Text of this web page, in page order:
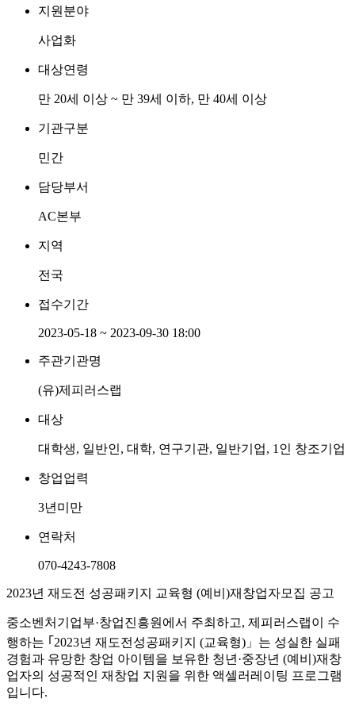
지원분야
사업화
대상연령
만 20세 이상 ~ 만 39세 이하, 만 40세 이상
기관구분
민간
담당부서
AC본부
지역
전국
접수기간
2023-05-18 ~ 2023-09-30 18:00
주관기관명
(유)제피러스랩
대상
대학생, 일반인, 대학, 연구기관, 일반기업, 1인 창조기업
창업업력
3년미만
연락처
070-4243-7808
2023년 재도전 성공패키지 교육형 (예비)재창업자모집 공고
중소벤처기업부·창업진흥원에서 주최하고, 제피러스랩이 수
행하는 ｢2023년 재도전성공패키지 (교육형)」는 성실한 실패
경험과 유망한 창업 아이템을 보유한 청년·중장년 (예비)재창
업자의 성공적인 재창업 지원을 위한 액셀러레이팅 프로그램
입니다.